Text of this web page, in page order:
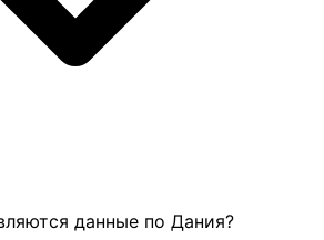
данные по Дания?